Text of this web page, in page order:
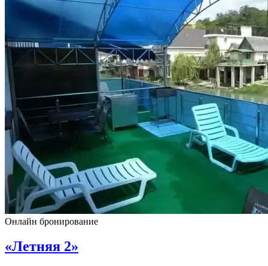
Онлайн бронирование
«Летняя 2»